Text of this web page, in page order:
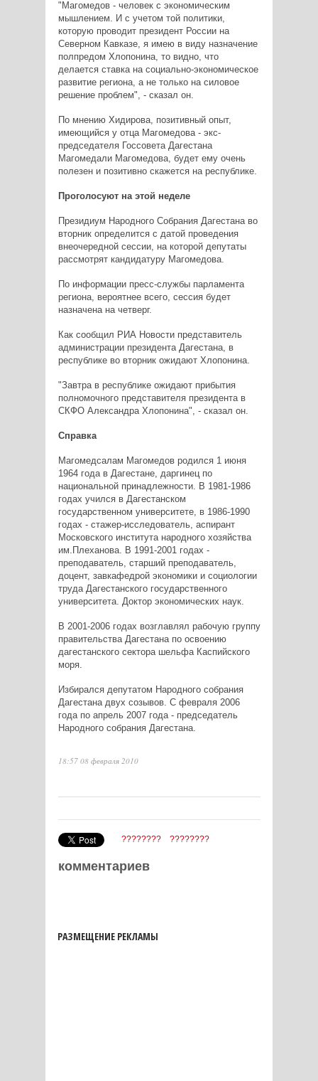
"Магомедов - человек с экономическим
мышлением. И с учетом той политики,
которую проводит президент России на
Северном Кавказе, я имею в виду назначение
полпредом Хлопонина, то видно, что
делается ставка на социально-экономическое
развитие региона, а не только на силовое
решение проблем", - сказал он.
По мнению Хидирова, позитивный опыт,
имеющийся у отца Магомедова - экс-
председателя Госсовета Дагестана
Магомедали Магомедова, будет ему очень
полезен и позитивно скажется на республике.
Проголосуют на этой неделе
Президиум Народного Собрания Дагестана во
вторник определится с датой проведения
внеочередной сессии, на которой депутаты
рассмотрят кандидатуру Магомедова.
По информации пресс-службы парламента
региона, вероятнее всего, сессия будет
назначена на четверг.
Как сообщил РИА Новости представитель
администрации президента Дагестана, в
республике во вторник ожидают Хлопонина.
"Завтра в республике ожидают прибытия
полномочного представителя президента в
СКФО Александра Хлопонина", - сказал он.
Справка
Магомедсалам Магомедов родился 1 июня
1964 года в Дагестане, даргинец по
национальной принадлежности. В 1981-1986
годах учился в Дагестанском
государственном университете, в 1986-1990
годах - стажер-исследователь, аспирант
Московского института народного хозяйства
им.Плеханова. В 1991-2001 годах -
преподаватель, старший преподаватель,
доцент, завкафедрой экономики и социологии
труда Дагестанского государственного
университета. Доктор экономических наук.
В 2001-2006 годах возглавлял рабочую группу
правительства Дагестана по освоению
дагестанского сектора шельфа Каспийского
моря.
Избирался депутатом Народного собрания
Дагестана двух созывов. С февраля 2006
года по апрель 2007 года - председатель
Народного собрания Дагестана.
18:57 08 февраля 2010
???????? ????????
комментариев
РАЗМЕЩЕНИЕ РЕКЛАМЫ